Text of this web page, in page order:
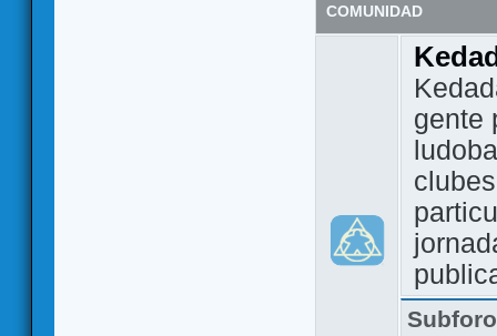
COMUNIDAD
gente